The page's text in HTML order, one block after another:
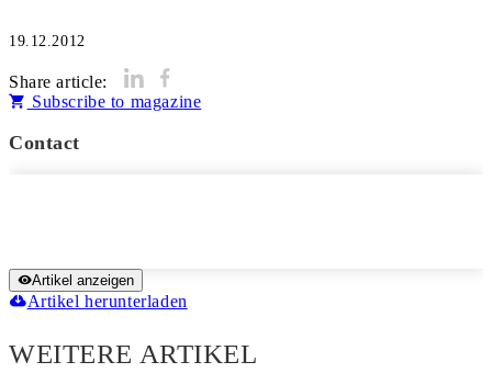
19.12.2012
Share article:
Subscribe to magazine
Contact
Artikel anzeigen
Artikel herunterladen
WEITERE ARTIKEL